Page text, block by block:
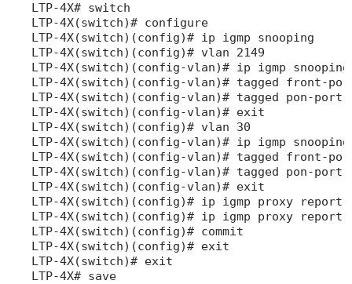
LTP-4X# switch
LTP-4X(switch)# configure
LTP-4X(switch)(config)# ip igmp snooping
LTP-4X(switch)(config)# vlan 2149
LTP-4X(switch)(config-vlan)# ip igmp
LTP-4X(switch)(config-vlan)# tagged front-
LTP-4X(switch)(config-vlan)# tagged pon-
LTP-4X(switch)(config-vlan)# exit
LTP-4X(switch)(config)# vlan 30
LTP-4X(switch)(config-vlan)# ip igmp
LTP-4X(switch)(config-vlan)# tagged front-
LTP-4X(switch)(config-vlan)# tagged pon-
LTP-4X(switch)(config-vlan)# exit
LTP-4X(switch)(config)# ip igmp proxy report
LTP-4X(switch)(config)# ip igmp proxy report
LTP-4X(switch)(config)# commit
LTP-4X(switch)(config)# exit
LTP-4X(switch)# exit
LTP-4X# save